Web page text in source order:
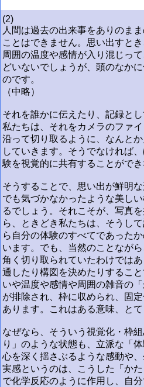
(2)
人間は過去の出来事をありのま
ことはできません。思い出すと
周囲の温度や感情が入り混じっ
どいないでしょうが、頭のなか
のです。
（中略）
それを誰かに伝えたり、記録と
私たちは、それをカメラのファ
沿って切り取るように、なんと
していきます。そうでなければ
験を視覚的に共有することができ
そうすることで、思い出が鮮明
でも気づかなかったような美し
るでしょう。それこそが、写真
ら、ときどき私たちは、そうし
ら自分の体験のすべてであった
います。でも、当然のことなが
角く切り取られていたわけでは
通したり構図を決めたりするこ
いや温度や感情や周囲の雑音の
が排除され、枠に収められ、固
あります。これはある意味、と
なぜなら、そういう視覚化・枠
り」のような状態も、立派な「
心を深く揺さぶるような感動や
実感というのは、こうした「か
で化学反応のように作用し、自